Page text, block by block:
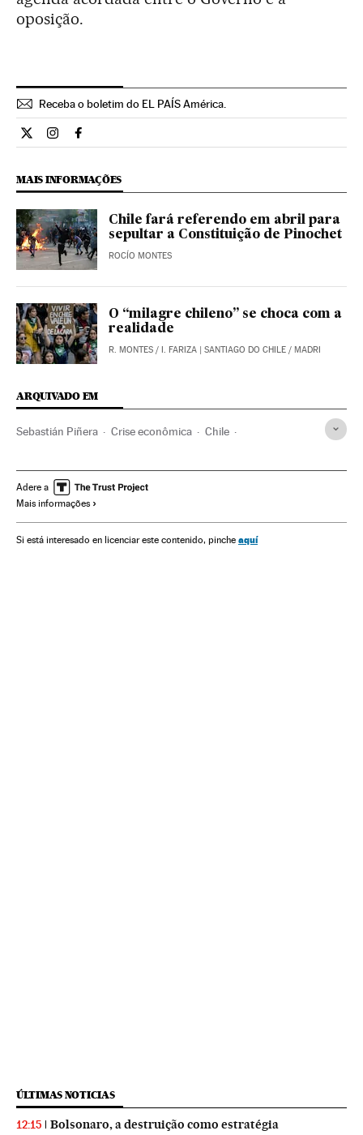
oposição.
Receba o boletim do EL PAÍS América.
Economia El País Brasil en Twitter
Economia El País Brasil en Instagram
Economia El País Brasil en Facebook
MAIS INFORMAÇÕES
Chile fará referendo em abril para
sepultar a Constituição de Pinochet
ROCÍO MONTES
O “milagre chileno” se choca com a
realidade
R. MONTES / I. FARIZA | SANTIAGO DO CHILE / MADRI
ARQUIVADO EM
Sebastián Piñera Crise econômica Chile
Mal-estar social América do Sul
América Economia
FMI Banco Central
Adere a
Mais informações
Si está interesado en licenciar este contenido, pinche aquí
ÚLTIMAS NOTICIAS
12:15 Bolsonaro, a destruição como estratégia